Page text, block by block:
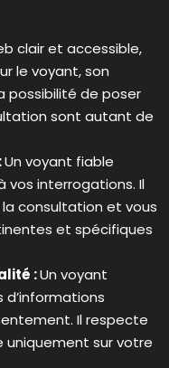
clair et accessible,
le voyant, son
possibilité de poser
sont autant de
Un voyant fiable
vos interrogations. Il
consultation et vous
et spécifiques
:Un voyant
Il respecte
uniquement sur votre